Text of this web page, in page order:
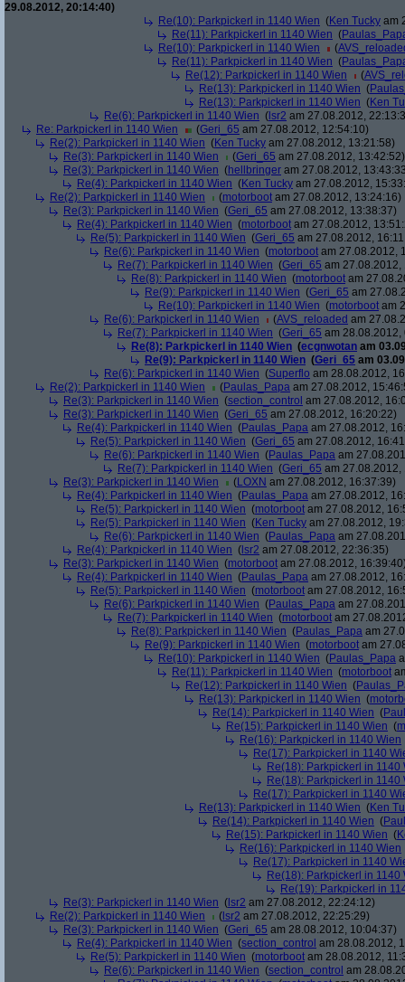
29.08.2012, 20:14:40)
Re(10): Parkpickerl in 1140 Wien (Ken Tucky am
Re(11): Parkpickerl in 1140 Wien (
Re(10): Parkpickerl in 1140 Wien
(
Re(11): Parkpickerl in 1140 Wien (
Re(12): Parkpickerl in 1140 Wien
(
Re(13): Parkpickerl in 1140 Wien (
Re(13): Parkpickerl in 1140 Wien (Ken
Re(6): Parkpickerl in 1140 Wien ( lsr2 am 27.08.2012,
Re: Parkpickerl in 1140 Wien
(Geri_65 am 27.08.2012, 12:54:10)
Re(2): Parkpickerl in 1140 Wien (Ken Tucky am 27.08.2012, 13:21:58)
Re(3): Parkpickerl in 1140 Wien
(Geri_65 am 27.08.2012, 13:42:52)
Re(3): Parkpickerl in 1140 Wien (hellbringer am 27.08.2012,
Re(4): Parkpickerl in 1140 Wien (Ken Tucky am 27.08.2012,
Re(2): Parkpickerl in 1140 Wien
(motorboot am 27.08.2012, 13:24:16)
Re(3): Parkpickerl in 1140 Wien (Geri_65 am 27.08.2012, 13:38:37)
Re(4): Parkpickerl in 1140 Wien (motorboot am 27.08.2012,
Re(5): Parkpickerl in 1140 Wien (Geri_65 am 27.08.2012,
Re(6): Parkpickerl in 1140 Wien (motorboot am 27.08.2012,
Re(7): Parkpickerl in 1140 Wien (Geri_65 am 27.08.2012,
Re(8): Parkpickerl in 1140 Wien (motorboot am
Re(9): Parkpickerl in 1140 Wien (Geri_65 am
Re(10): Parkpickerl in 1140 Wien (motorboot am
Re(6): Parkpickerl in 1140 Wien
(AVS_reloaded am
Re(7): Parkpickerl in 1140 Wien (Geri_65 am 28.08.2012,
Re(8): Parkpickerl in 1140 Wien (ecgnwotan am
Re(9): Parkpickerl in 1140 Wien (Geri_65 am
Re(6): Parkpickerl in 1140 Wien (Superflo am 28.08.2012,
Re(2): Parkpickerl in 1140 Wien
(Paulas_Papa am 27.08.2012,
Re(3): Parkpickerl in 1140 Wien (section_control am 27.08.2012,
Re(3): Parkpickerl in 1140 Wien (Geri_65 am 27.08.2012, 16:20:22)
Re(4): Parkpickerl in 1140 Wien (Paulas_Papa am 27.08.2012,
Re(5): Parkpickerl in 1140 Wien (Geri_65 am 27.08.2012,
Re(6): Parkpickerl in 1140 Wien (Paulas_Papa am
Re(7): Parkpickerl in 1140 Wien (Geri_65 am 27.08.2012,
Re(3): Parkpickerl in 1140 Wien
(LOXN am 27.08.2012, 16:37:39)
Re(4): Parkpickerl in 1140 Wien (Paulas_Papa am 27.08.2012,
Re(5): Parkpickerl in 1140 Wien (motorboot am 27.08.2012,
Re(5): Parkpickerl in 1140 Wien (Ken Tucky am 27.08.2012,
Re(6): Parkpickerl in 1140 Wien (Paulas_Papa am
Re(4): Parkpickerl in 1140 Wien ( lsr2 am 27.08.2012, 22:36:35)
Re(3): Parkpickerl in 1140 Wien (motorboot am 27.08.2012,
Re(4): Parkpickerl in 1140 Wien (Paulas_Papa am 27.08.2012,
Re(5): Parkpickerl in 1140 Wien (motorboot am 27.08.2012,
Re(6): Parkpickerl in 1140 Wien (Paulas_Papa am
Re(7): Parkpickerl in 1140 Wien (motorboot am
Re(8): Parkpickerl in 1140 Wien (Paulas_Papa am
Re(9): Parkpickerl in 1140 Wien (motorboot am
Re(10): Parkpickerl in 1140 Wien (Paulas_Papa
Re(11): Parkpickerl in 1140 Wien (motorboot
Re(12): Parkpickerl in 1140 Wien (
Re(13): Parkpickerl in 1140 Wien (
Re(14): Parkpickerl in 1140 Wien (
Re(15): Parkpickerl in 1140 Wien (
Re(16): Parkpickerl in 1140 Wien
Re(17): Parkpickerl in 1140
Re(18): Parkpickerl in 1140
Re(18): Parkpickerl in 1140
Re(17): Parkpickerl in 1140
Re(13): Parkpickerl in 1140 Wien (Ken
Re(14): Parkpickerl in 1140 Wien (
Re(15): Parkpickerl in 1140 Wien (
Re(16): Parkpickerl in 1140 Wien
Re(17): Parkpickerl in 1140
Re(18): Parkpickerl in 1140
Re(19): Parkpickerl in
Re(3): Parkpickerl in 1140 Wien ( lsr2 am 27.08.2012, 22:24:12)
Re(2): Parkpickerl in 1140 Wien
( lsr2 am 27.08.2012, 22:25:29)
Re(3): Parkpickerl in 1140 Wien (Geri_65 am 28.08.2012, 10:04:37)
Re(4): Parkpickerl in 1140 Wien (section_control am 28.08.2012,
Re(5): Parkpickerl in 1140 Wien (motorboot am 28.08.2012,
Re(6): Parkpickerl in 1140 Wien (section_control am